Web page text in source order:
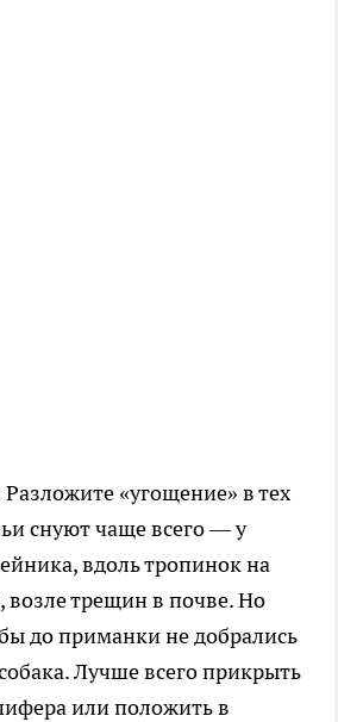
Разложите «угощение» в тех
снуют чаще всего — у
вдоль тропинок на
возле трещин в почве. Но
до приманки не добрались
Лучше всего прикрыть
или положить в